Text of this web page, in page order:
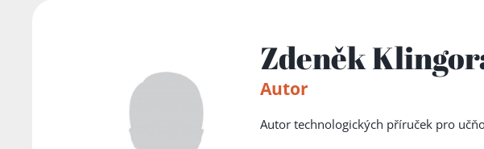
Zdeněk
Autor
Autor technologických příruček pro